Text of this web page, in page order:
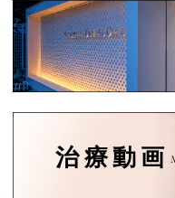
治療動画